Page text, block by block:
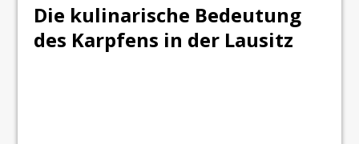
Die kulinarische Bedeutung
des Karpfens in der Lausitz